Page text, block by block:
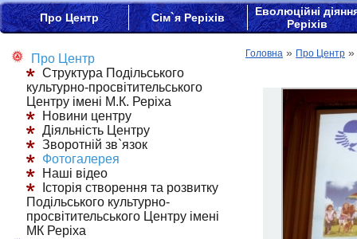
Про Центр Сім`я Реріхів
Еволюційні
Реріхів
Про Центр
Структура Подільського
культурно-просвітительського
Центру імені М.К. Реріха
Новини центру
Діяльність Центру
Зворотній зв`язок
Фотогалерея
Наші відео
Історія створення та розвитку
Подільського культурно-
просвітительського Центру імені
МК Реріха
Головна » Про Центр »